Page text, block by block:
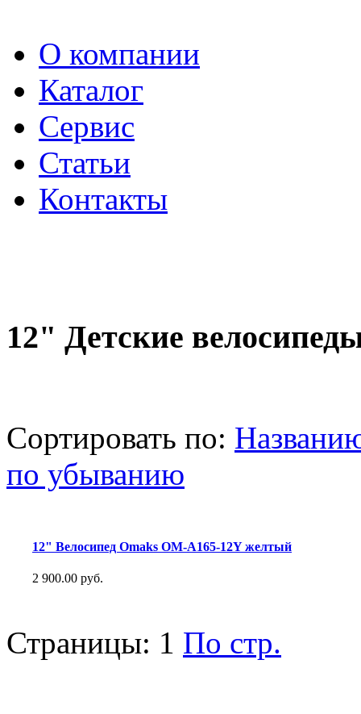
О компании
Каталог
Сервис
Статьи
Контакты
12" Детские
Сортировать по:
по убыванию
12" Велосипед Omaks OM-A165-12Y желтый
2 900.00 руб.
Страницы: 1 По стр.